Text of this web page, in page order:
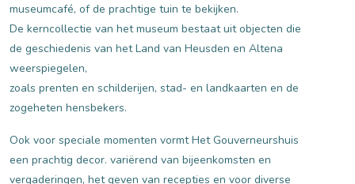
museumcafé, of de prachtige tuin te bekijken.
De kerncollectie van het museum bestaat uit objecten die
de geschiedenis van het Land van Heusden en Altena
weerspiegelen,
zoals prenten en schilderijen, stad- en landkaarten en de
zogeheten hensbekers.
Ook voor speciale momenten vormt Het Gouverneurshuis
een prachtig decor. variërend van bijeenkomsten en
vergaderingen, het geven van recepties en voor diverse